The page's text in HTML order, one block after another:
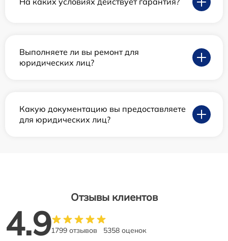
Выполняете ли вы ремонт для
юридических лиц?
Какую документацию вы предоставляете
для юридических лиц?
Отзывы клиентов
4.91799 отзывов 5358 оценок